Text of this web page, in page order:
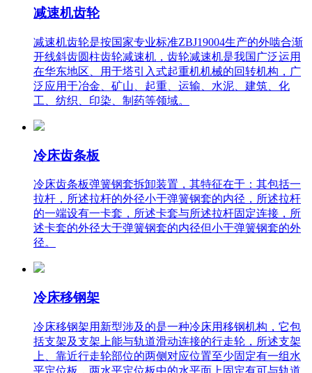
减速机齿轮
减速机齿轮是按国家专业标准ZBJ19004生产的外啮合渐
开线斜齿圆柱齿轮减速机，齿轮减速机是我国广泛运用
在华东地区、用于塔引入式起重机机械的回转机构，广
泛应用于冶金、矿山、起重、运输、水泥、建筑、化
工、纺织、印染、制药等领域。
冷床齿条板
冷床齿条板弹簧钢套拆卸装置，其特征在于：其包括一
拉杆，所述拉杆的外径小于弹簧钢套的内径，所述拉杆
的一端设有一卡套，所述卡套与所述拉杆固定连接，所
述卡套的外径大于弹簧钢套的内径但小于弹簧钢套的外
径。
冷床移钢架
冷床移钢架用新型涉及的是一种冷床用移钢机构，它包
括支架及支架上能与轨道滑动连接的行走轮，所述支架
上、靠近行走轮部位的两侧对应位置至少固定有一组水
平定位板，两水平定位板中的水平面上固定有可与轨道